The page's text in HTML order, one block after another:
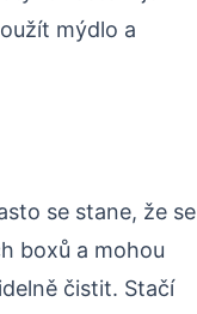
mýdlo a
se stane, že se
boxů a mohou
čistit. Stačí